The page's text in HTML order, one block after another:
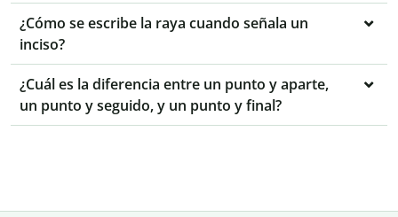
¿Cómo se escribe la raya cuando señala un
inciso?
¿Cuál es la diferencia entre un punto y aparte,
un punto y seguido, y un punto y final?